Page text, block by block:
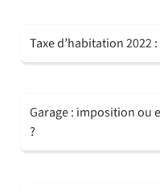
Taxe d’habitation 2022
Garage : imposition ou
?